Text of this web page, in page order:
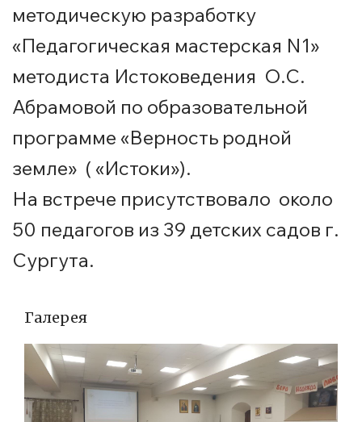
методическую разработку
«Педагогическая мастерская N1»
методиста Истоковедения О.С.
Абрамовой по образовательной
программе «Верность родной
земле» ( «Истоки»).
На встрече присутствовало около
50 педагогов из 39 детских садов г.
Сургута.
Галерея